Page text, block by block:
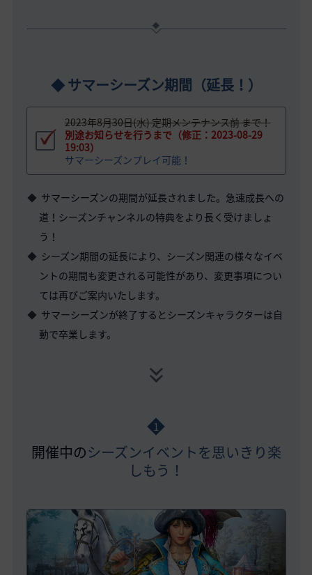
◆ サマーシーズン期間（延長！）
2023年8月30日(水) 定期メンテナンス前 まで！
別途お知らせを行うまで（修正：2023-08-29
19:03）
サマーシーズンプレイ可能！
サマーシーズンの期間が延長されました。急速成長への
道！シーズンチャンネルの特典をより長く受けましょ
う！
シーズン期間の延長により、シーズン関連の様々なイベ
ントの期間も変更される可能性があり、変更事項につい
ては再びご案内いたします。
サマーシーズンが終了するとシーズンキャラクターは自
動で卒業します。
1
開催中のシーズンイベントを思いきり楽
しもう！